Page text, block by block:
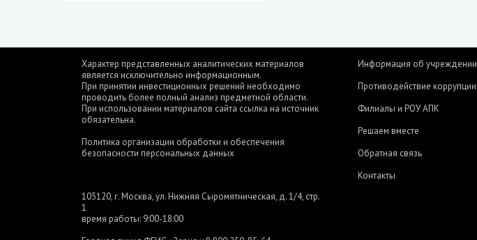
Характер представленных аналитических материалов
является исключительно информационным.
При принятии инвестиционных решений необходимо
проводить более полный анализ предметной области.
При использовании материалов сайта ссылка на источник
обязательна.
Политика организации обработки и обеспечения
безопасности персональных данных
105120, г. Москва, ул. Нижняя Сыромятническая, д. 1/4, стр.
1
время работы: 9:00-18:00
Информация об учреждении
Противодействие коррупции
Филиалы и РОУ АПК
Решаем вместе
Обратная связь
Контакты